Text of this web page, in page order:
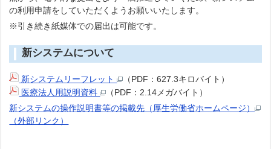
の利用申請をしていただくようお願いいたします。
※引き続き紙媒体での届出は可能です。
新システムについて
新システムリーフレット
（PDF：627.3キロバイト）
医療法人用説明資料
（PDF：2.14メガバイト）
新システムの操作説明書等の掲載先（厚生労働省ホームページ）
（外部リンク）